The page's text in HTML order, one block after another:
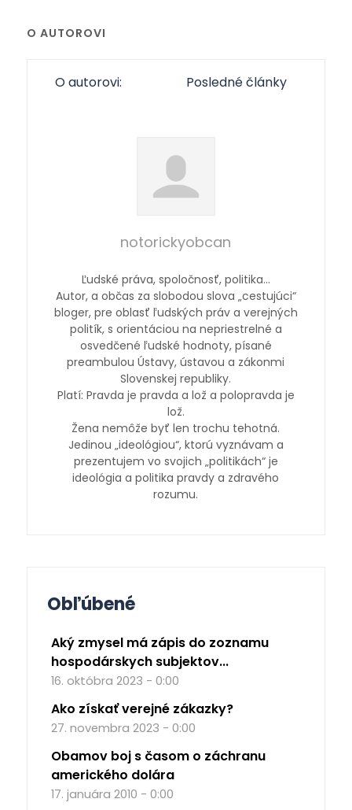
O AUTOROVI
O autorovi: Posledné články
notorickyobcan
Ľudské práva, spoločnosť, politika…
Autor, a občas za slobodou slova „cestujúci“
bloger, pre oblasť ľudských práv a verejných
politík, s orientáciou na nepriestrelné a
osvedčené ľudské hodnoty, písané
preambulou Ústavy, ústavou a zákonmi
Slovenskej republiky.
Platí: Pravda je pravda a lož a polopravda je
lož.
Žena nemôže byť len trochu tehotná.
Jedinou „ideológiou“, ktorú vyznávam a
prezentujem vo svojich „politikách“ je
ideológia a politika pravdy a zdravého
rozumu.
Obľúbené
Aký zmysel má zápis do zoznamu
hospodárskych subjektov...
16. októbra 2023 - 0:00
Ako získať verejné zákazky?
27. novembra 2023 - 0:00
Obamov boj s časom o záchranu
amerického dolára
17. januára 2010 - 0:00